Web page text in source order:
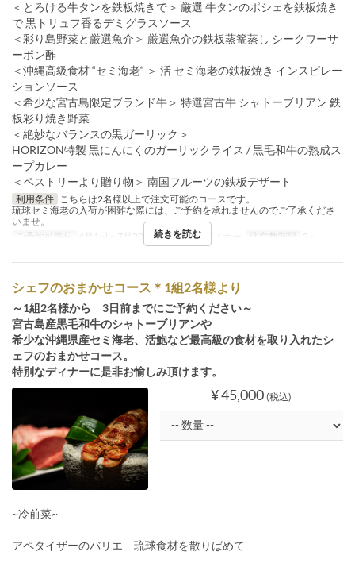
＜とろける牛タンを鉄板焼きで＞ 厳選 牛タンのポシェを鉄板焼き
で 黒トリュフ香るデミグラスソース
＜彩り島野菜と厳選魚介＞ 厳選魚介の鉄板蒸篭蒸し シークワーサ
ーポン酢
＜沖縄高級食材 “セミ海老“ ＞ 活 セミ海老の鉄板焼き インスピレー
ションソース
＜希少な宮古島限定ブランド牛＞ 特選宮古牛 シャトーブリアン 鉄
板彩り焼き野菜
＜絶妙なバランスの黒ガーリック＞
HORIZON特製 黒にんにくのガーリックライス / 黒毛和牛の熟成ス
ープカレー
＜ペストリーより贈り物＞ 南国フルーツの鉄板デザート
利用条件 こちらは2名様以上で注文可能のコースです。
琉球セミ海老の入荷が困難な際には、ご予約を承れませんのでご了承くださ
いませ。
ご予約可能日
4月1日 ~ 7月20日 食事時間 注文数制限 2 ~
続きを読む
シェフのおまかせコース＊1組2名様より
～1組2名様から 3日前までにご予約ください～
宮古島産黒毛和牛のシャトーブリアンや
希少な沖縄県産セミ海老、活鮑など最高級の食材を取り入れたシ
ェフのおまかせコース。
特別なディナーに是非お愉しみ頂けます。
¥ 45,000 (税込)
~冷前菜~
アペタイザーのバリエ 琉球食材を散りばめて